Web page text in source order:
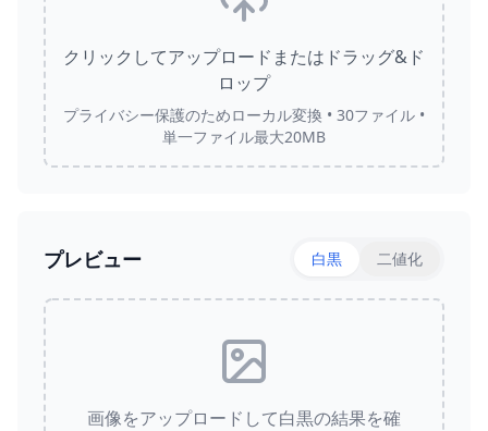
クリックしてアップロードまたはドラッグ&ド
ロップ
プライバシー保護のためローカル変換 • 30ファイル •
単一ファイル最大20MB
プレビュー 白黒 二値化
画像をアップロードして白黒の結果を確